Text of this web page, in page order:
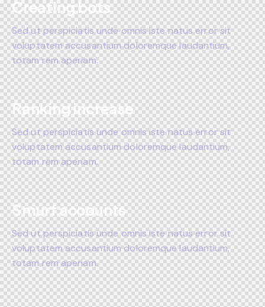
Creating bots
Sed ut perspiciatis unde omnis iste natus error sit
voluptatem accusantium doloremque laudantium,
totam rem aperiam.
Ranking increase
Sed ut perspiciatis unde omnis iste natus error sit
voluptatem accusantium doloremque laudantium,
totam rem aperiam.
Smurf accounts
Sed ut perspiciatis unde omnis iste natus error sit
voluptatem accusantium doloremque laudantium,
totam rem aperiam.